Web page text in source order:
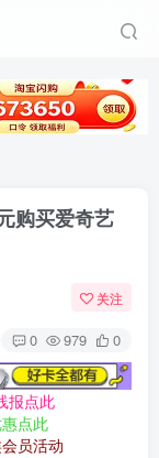
购买爱奇艺
关注
0 979 0
报点此
点此
员活动